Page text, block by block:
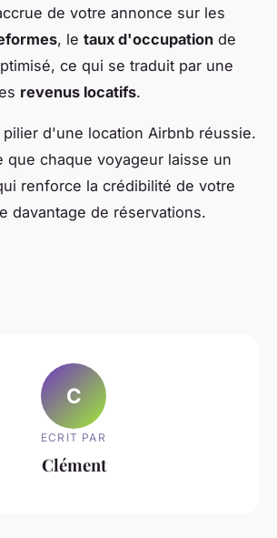
de votre annonce sur les
, le taux d'occupation de
ce qui se traduit par une
revenus locatifs.
d'une location Airbnb réussie.
que chaque voyageur laisse un
renforce la crédibilité de votre
davantage de réservations.
C
ECRIT PAR
Clément